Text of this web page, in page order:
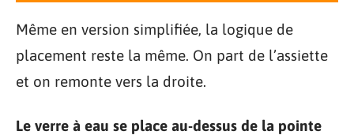
Même en version simplifiée, la logique de
placement reste la même. On part de l’assiette
et on remonte vers la droite.
Le verre à eau se place au-dessus de la pointe